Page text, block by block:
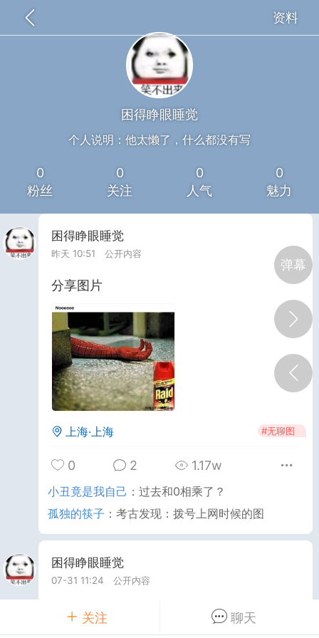
弹幕
关注 热门
资料
16 411
为什么那么大：最近不关麦的事很多嘛
娃救爷爷必输局：连麦克风没关这事都要回旋
么骑手慢点吃：@考试全靠蒙前几年在B站看
润到加拿大干装修的人发的视频，当地市政府
报价15000加元，结果最后是市长的一个亲戚
中标人直接给他说，项目包给你干，20000加
09-14 11:59 公开内容
图片
关注 聊天
困得睁眼睡觉
个人说明：他太懒了，什么都没有写
0
粉丝
0
关注
0
人气
0
魅力
困得睁眼睡觉
昨天 10:51 公开内容
分享图片
上海·上海 #无聊图
0 2 1.17w
小丑竟是我自己 ：过去和0相乘了？
孤独的筷子 ：考古发现：拨号上网时候的图
困得睁眼睡觉
07-31 11:24 公开内容
分享图片